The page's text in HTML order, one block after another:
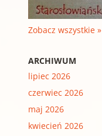
Zobacz wszystkie »
ARCHIWUM
lipiec 2026
czerwiec 2026
maj 2026
kwiecień 2026